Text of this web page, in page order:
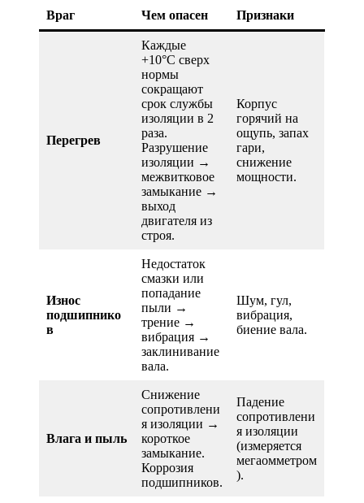
Враг Чем опасен Признаки
Перегрев
Каждые
+10°C сверх
нормы
сокращают
срок службы
изоляции в 2
раза.
Разрушение
изоляции →
межвитковое
замыкание →
выход
двигателя из
строя.
Корпус
горячий на
ощупь, запах
гари,
снижение
мощности.
Износ
подшипнико
в
Недостаток
смазки или
попадание
пыли →
трение →
вибрация →
заклинивание
вала.
Шум, гул,
вибрация,
биение вала.
Влага и пыль
Снижение
сопротивлени
я изоляции →
короткое
замыкание.
Коррозия
подшипников.
Падение
сопротивлени
я изоляции
(измеряется
мегаомметром
).